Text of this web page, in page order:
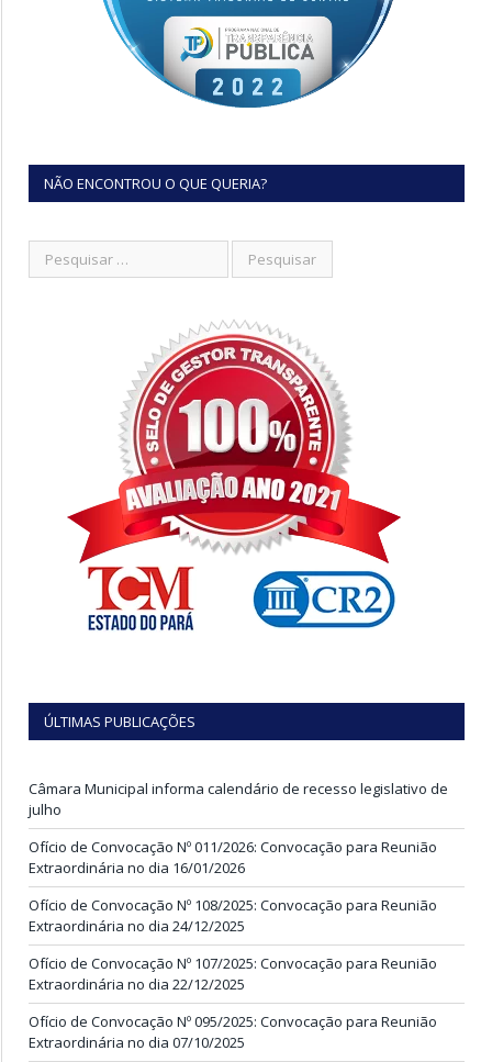
NÃO ENCONTROU O QUE QUERIA?
ÚLTIMAS PUBLICAÇÕES
Câmara Municipal informa calendário de recesso legislativo de
julho
Ofício de Convocação Nº 011/2026: Convocação para Reunião
Extraordinária no dia 16/01/2026
Ofício de Convocação Nº 108/2025: Convocação para Reunião
Extraordinária no dia 24/12/2025
Ofício de Convocação Nº 107/2025: Convocação para Reunião
Extraordinária no dia 22/12/2025
Ofício de Convocação Nº 095/2025: Convocação para Reunião
Extraordinária no dia 07/10/2025